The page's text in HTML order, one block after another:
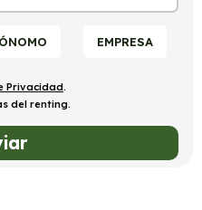
EMPRESA
Privacidad.
del renting.